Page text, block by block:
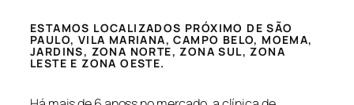
ESTAMOS LOCALIZADOS PRÓXIMO DE SÃO
PAULO, VILA MARIANA, CAMPO BELO, MOEMA,
JARDINS, ZONA NORTE, ZONA SUL, ZONA
LESTE E ZONA OESTE.